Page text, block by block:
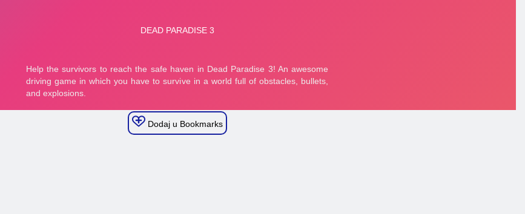
Dodaj u Bookmarks